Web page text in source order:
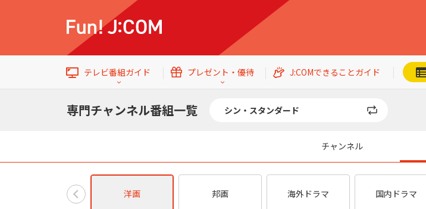
テレビ番組ガイド プレゼント・優待 J:COMできることガイド
加入者優待
専門チャンネル番組一覧 シン・スタンダード
チャンネル
ALL
54
ショップチャンネル
QVC
洋画 邦画 海外ドラマ 国内ドラマ